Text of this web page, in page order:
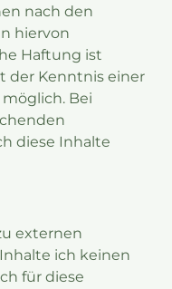
nach den
hiervon
Haftung ist
der Kenntnis einer
Bei
diese Inhalte
externen
ich keinen
für diese